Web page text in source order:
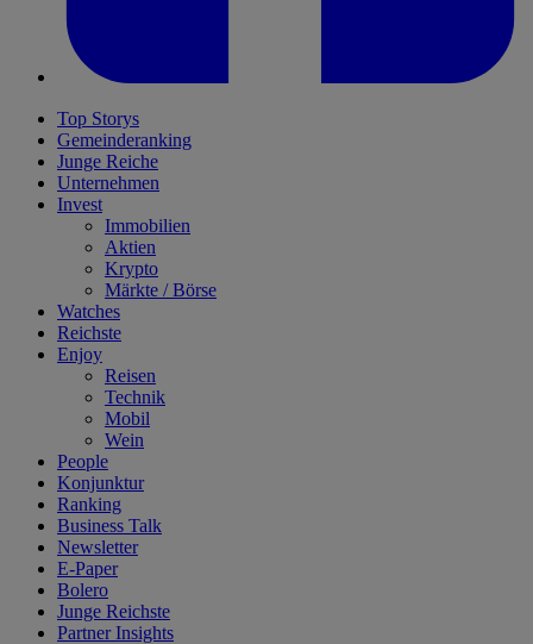
Top Storys
Gemeinderanking
Junge Reiche
Unternehmen
Invest
Immobilien
Aktien
Krypto
Märkte / Börse
Watches
Reichste
Enjoy
Reisen
Technik
Mobil
Wein
People
Konjunktur
Ranking
Business Talk
Newsletter
E-Paper
Bolero
Junge Reichste
Partner Insights